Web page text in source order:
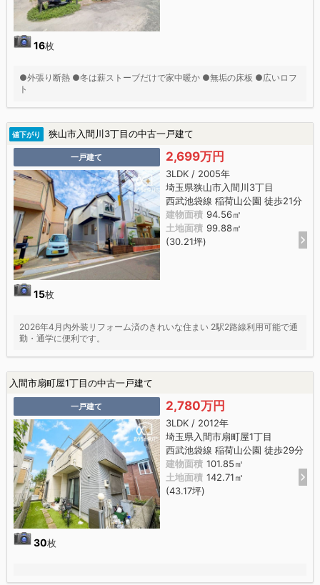
16枚
●外張り断熱 ●冬は薪ストーブだけで家中暖か ●無垢の床板 ●広いロフ
ト
値下がり 狭山市入間川3丁目の中古一戸建て
一戸建て
15枚
2,699万円
3LDK / 2005年
埼玉県狭山市入間川3丁目
西武池袋線 稲荷山公園 徒歩21分
建物面積 94.56㎡
土地面積 99.88㎡
(30.21坪)
2026年4月内外装リフォーム済のきれいな住まい 2駅2路線利用可能で通
勤・通学に便利です。
入間市扇町屋1丁目の中古一戸建て
一戸建て
30枚
2,780万円
3LDK / 2012年
埼玉県入間市扇町屋1丁目
西武池袋線 稲荷山公園 徒歩29分
建物面積 101.85㎡
土地面積 142.71㎡
(43.17坪)